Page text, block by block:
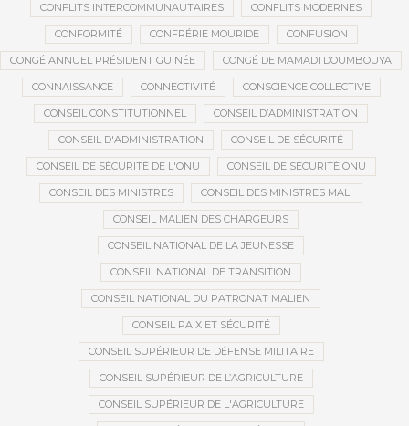
CONFLITS INTERCOMMUNAUTAIRES CONFLITS MODERNES
CONFORMITÉ CONFRÉRIE MOURIDE CONFUSION
CONGÉ ANNUEL PRÉSIDENT GUINÉE CONGÉ DE MAMADI DOUMBOUYA
CONNAISSANCE CONNECTIVITÉ CONSCIENCE COLLECTIVE
CONSEIL CONSTITUTIONNEL CONSEIL D’ADMINISTRATION
CONSEIL D'ADMINISTRATION CONSEIL DE SÉCURITÉ
CONSEIL DE SÉCURITÉ DE L'ONU CONSEIL DE SÉCURITÉ ONU
CONSEIL DES MINISTRES CONSEIL DES MINISTRES MALI
CONSEIL MALIEN DES CHARGEURS
CONSEIL NATIONAL DE LA JEUNESSE
CONSEIL NATIONAL DE TRANSITION
CONSEIL NATIONAL DU PATRONAT MALIEN
CONSEIL PAIX ET SÉCURITÉ
CONSEIL SUPÉRIEUR DE DÉFENSE MILITAIRE
CONSEIL SUPÉRIEUR DE L’AGRICULTURE
CONSEIL SUPÉRIEUR DE L'AGRICULTURE